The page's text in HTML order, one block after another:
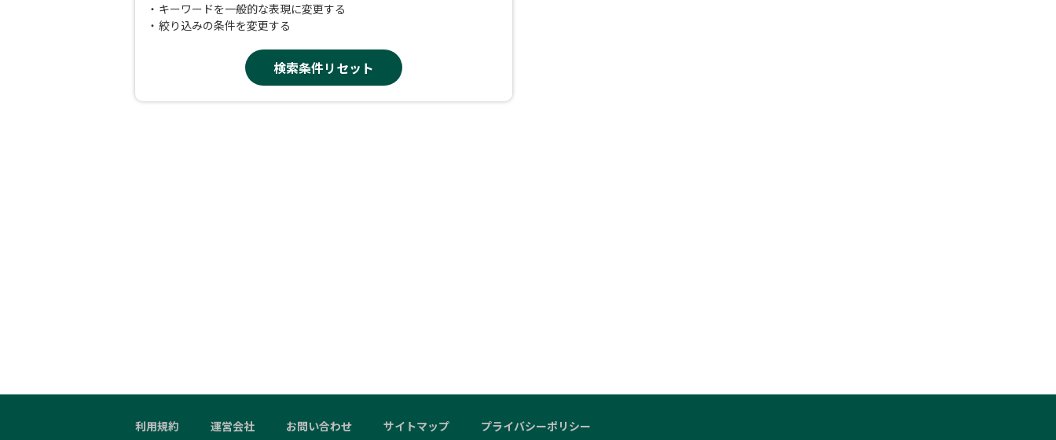
キーワードを一般的な表現に変更する
絞り込みの条件を変更する
検索条件リセット
利用規約 運営会社 お問い合わせ サイトマップ プライバシーポリシー